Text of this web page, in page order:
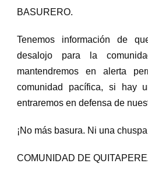
BASURERO.
Tenemos información de
desalojo para la
mantendremos en alerta
comunidad pacífica, si hay
entraremos en defensa de
¡No más basura. Ni una
COMUNIDAD DE